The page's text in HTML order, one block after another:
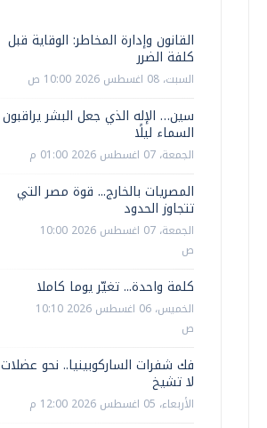
القانون وإدارة المخاطر: الوقاية قبل
كلفة الضرر
السبت، 08 اغسطس 2026 10:00 ص
سين… الإله الذي جعل البشر يراقبون
السماء ليلًا
الجمعة، 07 اغسطس 2026 01:00 م
المصريات بالخارج... قوة مصر التي
تتجاوز الحدود
الجمعة، 07 اغسطس 2026 10:00
ص
كلمة واحدة... تغيّر يوما كاملا
الخميس، 06 اغسطس 2026 10:10
ص
فك شفرات الساركوبينيا.. نحو عضلات
لا تشيخ
الأربعاء، 05 اغسطس 2026 12:00 م